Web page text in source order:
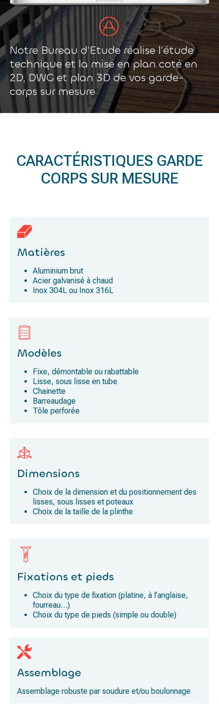
Notre Bureau d’Etude réalise l’étude
technique et la mise en plan coté en
2D, DWG et plan 3D de vos garde-
corps sur mesure
CARACTÉRISTIQUES GARDE
CORPS SUR MESURE
Matières
Aluminium brut
Acier galvanisé à chaud
Inox 304L ou Inox 316L
Modèles
Fixe, démontable ou rabattable
Lisse, sous lisse en tube
Chainette
Barreaudage
Tôle perforée
Dimensions
Choix de la dimension et du positionnement des
lisses, sous lisses et poteaux
Choix de la taille de la plinthe
Fixations et pieds
Choix du type de fixation (platine, à l’anglaise,
fourreau…)
Choix du type de pieds (simple ou double)
Assemblage
Assemblage robuste par soudure et/ou boulonnage